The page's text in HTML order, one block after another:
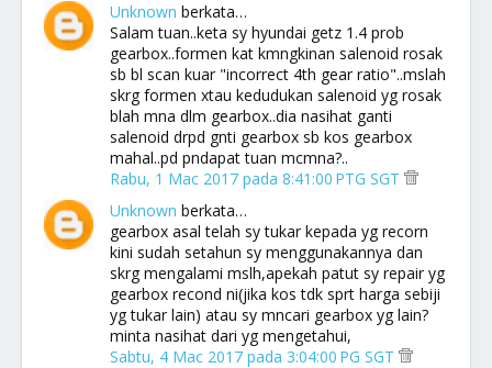
Unknown berkata…
Salam tuan..keta sy hyundai getz 1.4 prob
gearbox..formen kat kmngkinan salenoid rosak
sb bl scan kuar "incorrect 4th gear ratio"..mslah
skrg formen xtau kedudukan salenoid yg rosak
blah mna dlm gearbox..dia nasihat ganti
salenoid drpd gnti gearbox sb kos gearbox
mahal..pd pndapat tuan mcmna?..
Rabu, 1 Mac 2017 pada 8:41:00 PTG SGT
Unknown berkata…
gearbox asal telah sy tukar kepada yg recorn
kini sudah setahun sy menggunakannya dan
skrg mengalami mslh,apekah patut sy repair yg
gearbox recond ni(jika kos tdk sprt harga sebiji
yg tukar lain) atau sy mncari gearbox yg lain?
minta nasihat dari yg mengetahui,
Sabtu, 4 Mac 2017 pada 3:04:00 PG SGT